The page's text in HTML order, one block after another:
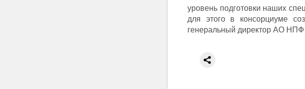
уровень подготовки наших
для этого в консорциуме
генеральный директор АО